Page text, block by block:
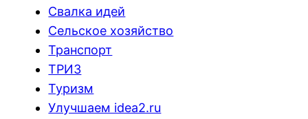
Свалка идей
Сельское хозяйство
Транспорт
ТРИЗ
Туризм
Улучшаем idea2.ru